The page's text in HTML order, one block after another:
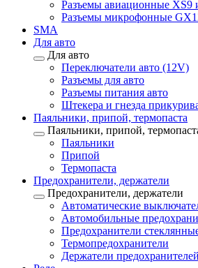
Разъемы авиационные XS9
Разъемы микрофонные
SMA
Для авто
Для авто
Переключатели авто (12V)
Разъемы для авто
Разъемы питания авто
Штекера и гнезда
Паяльники, припой, термопаста
Паяльники, припой,
Паяльники
Припой
Термопаста
Предохранители, держатели
Предохранители, держатели
Автоматические
Автомобильные
Предохранители
Термопредохранители
Держатели предохранителей